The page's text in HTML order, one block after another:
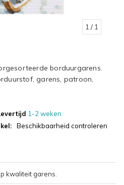
1 / 1
borduurgarens.
garens, patroon,
1-2 weken
Beschikbaarheid controleren
kwaliteit garens.